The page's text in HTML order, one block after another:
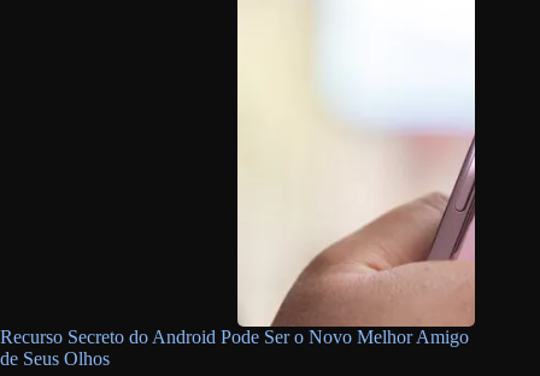
Recurso Secreto do Android Pode Ser o Novo Melhor Amigo
de Seus Olhos